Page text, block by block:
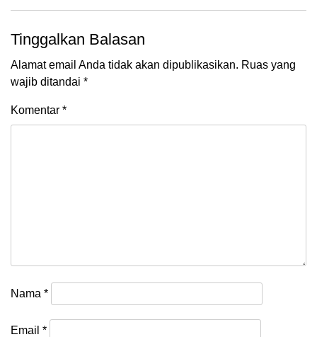
Tinggalkan Balasan
Alamat email Anda tidak akan dipublikasikan. Ruas yang
wajib ditandai *
Komentar *
Nama *
Email *